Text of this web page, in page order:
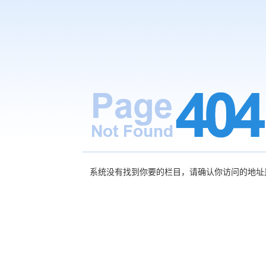
系统没有找到你要的栏目，请确认你访问的地